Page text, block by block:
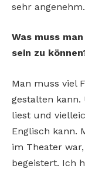
sehr angenehm.
Was muss
sein zu
Man muss viel
gestalten kann.
liest und
Englisch kann.
im Theater
begeistert. Ich